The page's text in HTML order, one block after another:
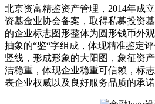
北京资富精鉴资产管理，2014年成
资基金业协会备案，取得私募投资
的企业标志图形整体为圆形钱币外
抽象的“鉴“字组成，体现精准鉴定
竖线，形成形象的大阳图，象征资
洁稳重，体现企业稳重可信赖，标
表企业权威以及良好服务品质的承诺